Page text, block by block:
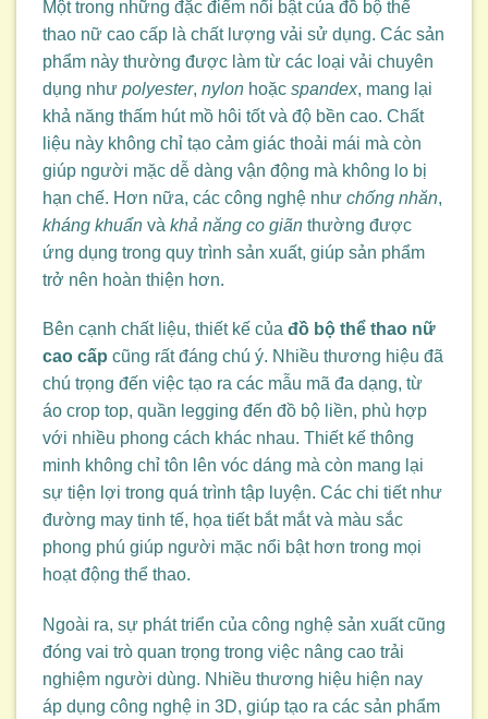
Một trong những đặc điểm nổi bật của đồ bộ thể
thao nữ cao cấp là chất lượng vải sử dụng. Các sản
phẩm này thường được làm từ các loại vải chuyên
dụng như polyester, nylon hoặc spandex, mang lại
khả năng thấm hút mồ hôi tốt và độ bền cao. Chất
liệu này không chỉ tạo cảm giác thoải mái mà còn
giúp người mặc dễ dàng vận động mà không lo bị
hạn chế. Hơn nữa, các công nghệ như chống nhăn,
kháng khuẩn và khả năng co giãn thường được
ứng dụng trong quy trình sản xuất, giúp sản phẩm
trở nên hoàn thiện hơn.
Bên cạnh chất liệu, thiết kế của đồ bộ thể thao nữ
cao cấp cũng rất đáng chú ý. Nhiều thương hiệu đã
chú trọng đến việc tạo ra các mẫu mã đa dạng, từ
áo crop top, quần legging đến đồ bộ liền, phù hợp
với nhiều phong cách khác nhau. Thiết kế thông
minh không chỉ tôn lên vóc dáng mà còn mang lại
sự tiện lợi trong quá trình tập luyện. Các chi tiết như
đường may tinh tế, họa tiết bắt mắt và màu sắc
phong phú giúp người mặc nổi bật hơn trong mọi
hoạt động thể thao.
Ngoài ra, sự phát triển của công nghệ sản xuất cũng
đóng vai trò quan trọng trong việc nâng cao trải
nghiệm người dùng. Nhiều thương hiệu hiện nay
áp dụng công nghệ in 3D, giúp tạo ra các sản phẩm